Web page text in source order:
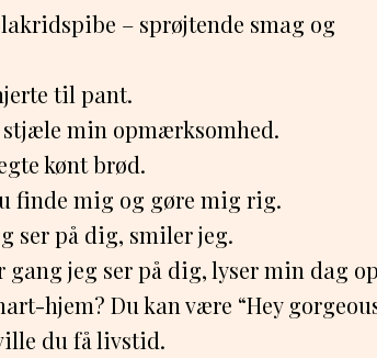
– sprøjtende smag og
til pant.
min opmærksomhed.
kønt brød.
finde mig og gøre mig rig.
ser på dig, smiler jeg.
jeg ser på dig, lyser min dag
hjem? Du kan være “Hey
du få livstid.